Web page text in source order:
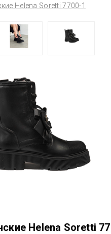
Helena Soretti 7700-1
Helena Soretti